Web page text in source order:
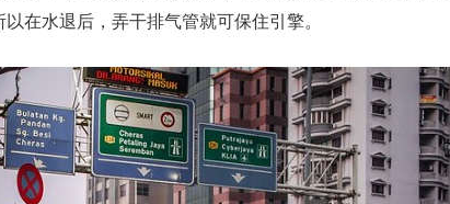
在水退后，弄干排气管就可保住引擎。